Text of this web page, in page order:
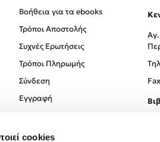
cookies
Βοήθεια για τα ebooks
Τρόποι Αποστολής
Συχνές Ερωτήσεις
Τρόποι Πληρωμής
Σύνδεση
Εγγραφή